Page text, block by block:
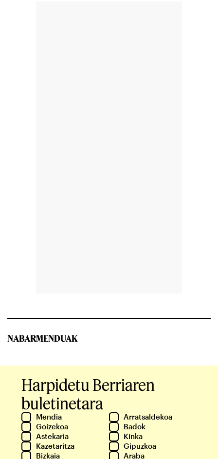
NABARMENDUAK
Harpidetu Berriaren
buletinetara
Mendia
Arratsaldekoa
Goizekoa
Badok
Astekaria
Kinka
Kazetaritza
Gipuzkoa
Bizkaia
Araba